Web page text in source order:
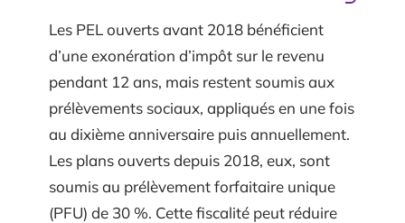
Les PEL ouverts avant 2018 bénéficient
d’une exonération d’impôt sur le revenu
pendant 12 ans, mais restent soumis aux
prélèvements sociaux, appliqués en une fois
au dixième anniversaire puis annuellement.
Les plans ouverts depuis 2018, eux, sont
soumis au prélèvement forfaitaire unique
(PFU) de 30 %. Cette fiscalité peut réduire